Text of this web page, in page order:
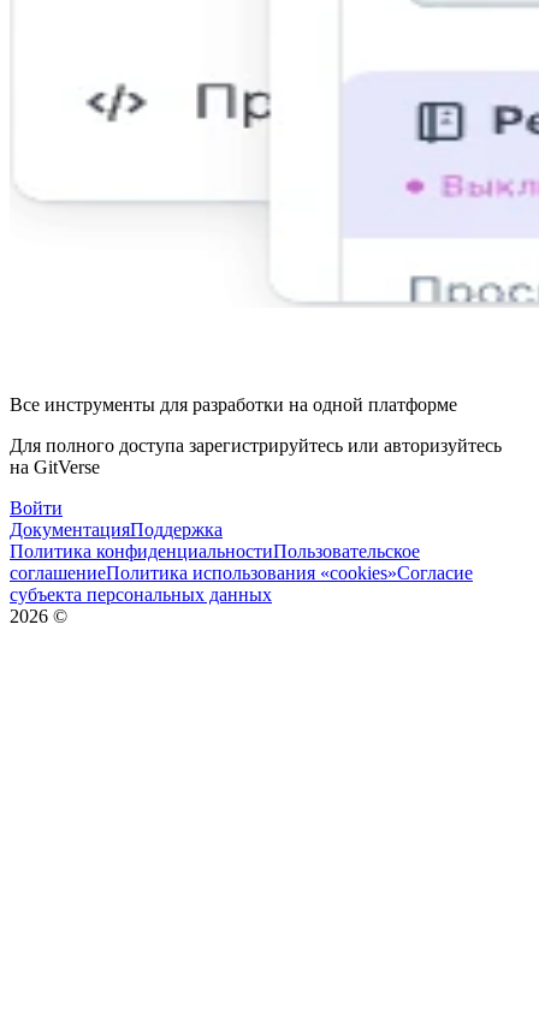
Все инструменты для разработки на одной платформе
Для полного доступа зарегистрируйтесь или авторизуйтесь
на GitVerse
Войти
ДокументацияПоддержка
Политика конфиденциальностиПользовательское
соглашениеПолитика использования «cookies»Согласие
субъекта персональных данных
2026 ©